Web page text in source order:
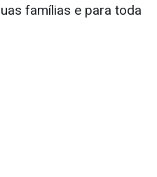
famílias e para toda